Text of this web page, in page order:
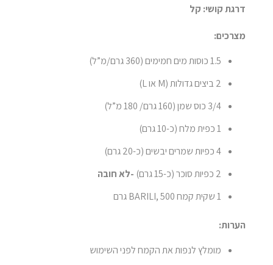
דרגת קושי: קל
מצרכים:
1.5 כוסות מים חמימים (360 גרם/מ”ל)
2 ביצים גדולות (M או L)
3/4 כוס שמן (160 גרם/ 180 מ”ל)
1 כפית מלח (כ-10 גרם)
4 כפיות שמרים יבשים (כ-20 גרם)
2 כפיות סוכר (כ-15 גרם)
-לא חובה
1 שקית קמח BARILI, 500 גרם
הערות:
מומלץ לנפות את הקמח לפני השימוש